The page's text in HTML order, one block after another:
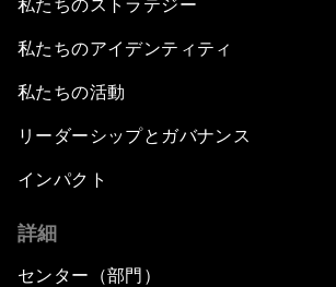
私たちのストラテジー
私たちのアイデンティティ
私たちの活動
リーダーシップとガバナンス
インパクト
詳細
センター（部門）